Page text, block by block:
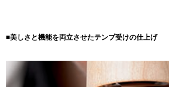
■美しさと機能を両立させたテンプ受けの仕上げ